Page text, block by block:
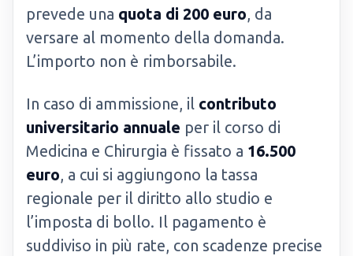
prevede una quota di 200 euro, da
versare al momento della domanda.
L’importo non è rimborsabile.
In caso di ammissione, il contributo
universitario annuale per il corso di
Medicina e Chirurgia è fissato a 16.500
euro, a cui si aggiungono la tassa
regionale per il diritto allo studio e
l’imposta di bollo. Il pagamento è
suddiviso in più rate, con scadenze precise